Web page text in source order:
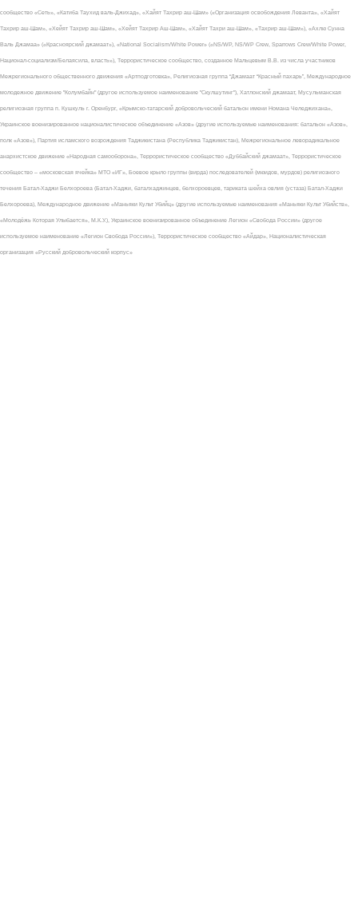
сообщество «Сеть», «Катиба Таухид валь-Джихад», «Хайят Тахрир аш-Шам» («Организация освобождения Леванта», «Хайят
Тахрир аш-Шам», «Хейят Тахрир аш-Шам», «Хейят Тахрир Аш-Шам», «Хайят Тахри аш-Шам», «Тахрир аш-Шам»), «Ахлю Сунна
Валь Джамаа» («Красноярский джамаат»), «National Socialism/White Power» («NS/WP, NS/WP Crew, Sparrows Crew/White Power,
Национал-социализм/Белаясила, власть»), Террористическое сообщество, созданное Мальцевым В.В. из числа участников
Межрегионального общественного движения «Артподготовка», Религиозная группа “Джамаат “Красный пахарь”, Международное
молодежное движение "Колумбайн" (другое используемое наименование "Скулшутинг"), Хатлонский джамаат, Мусульманская
религиозная группа п. Кушкуль г. Оренбург, «Крымско-татарский добровольческий батальон имени Номана Челеджихана»,
Украинское военизированное националистическое объединение «Азов» (другие используемые наименования: батальон «Азов»,
полк «Азов»), Партия исламского возрождения Таджикистана (Республика Таджикистан), Межрегиональное леворадикальное
анархистское движение «Народная самооборона», Террористическое сообщество «Дуббайский джамаат», Террористическое
сообщество – «московская ячейка» МТО «ИГ», Боевое крыло группы (вирда) последователей (мюидов, мурдов) религиозного
течения Батал-Хаджи Белхороева (Батал-Хаджи, баталхаджинцев, белхороевцев, тариката шейха овлия (устаза) Батал-Хаджи
Белхороева), Международное движение «Маньяки Культ Убийц» (другие используемые наименования «Маньяки Культ Убийств»,
«Молодёжь Которая Улыбается», М.К.У.), Украинское военизированное объединение Легион «Свобода России» (другое
используемое наименование «Легион Свобода России»), Террористическое сообщество «Айдар», Националистическая
организация «Русский добровольческий корпус»